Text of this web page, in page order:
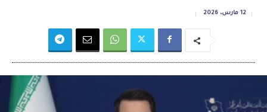
12 مارس، 2026